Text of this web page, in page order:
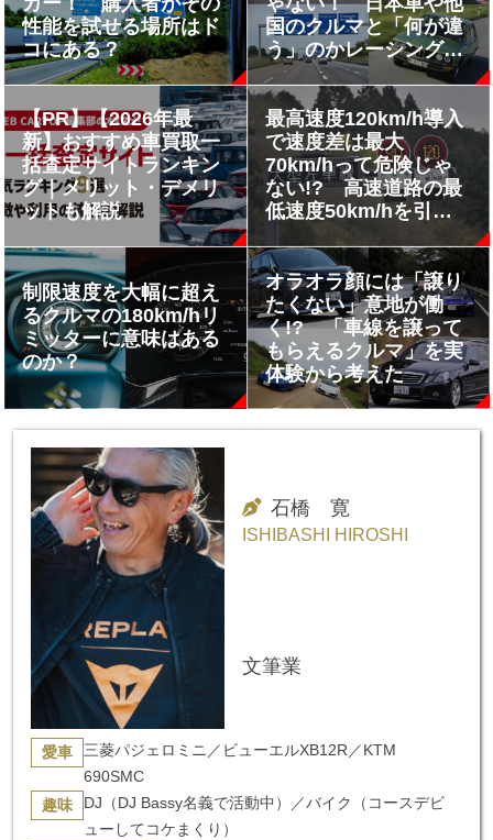
性能を試せる場所はド
コにある？
国のクルマと「何が違
う」のかレーシングド
ライバーが分析した
【PR】【2026年最
新】おすすめ車買取一
括査定サイトランキン
グ｜メリット・デメリ
ットも解説
最高速度120km/h導入
で速度差は最大
70km/hって危険じゃ
ない!? 高速道路の最
低速度50km/hを引き
上げなくてもいいのか
制限速度を大幅に超え
るクルマの180km/hリ
ミッターに意味はある
のか？
オラオラ顔には「譲り
たくない」意地が働
く!? 「車線を譲って
もらえるクルマ」を実
体験から考えた
石橋 寛
ISHIBASHI HIROSHI
文筆業
愛車
三菱パジェロミニ／ビューエルXB12R／KTM
690SMC
趣味
DJ（DJ Bassy名義で活動中）／バイク（コースデビ
ューしてコケまくり）